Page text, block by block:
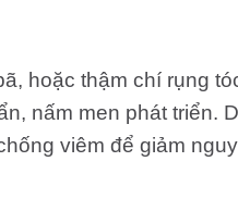
hoặc thậm chí rụng
nấm men phát triển.
viêm để giảm nguy